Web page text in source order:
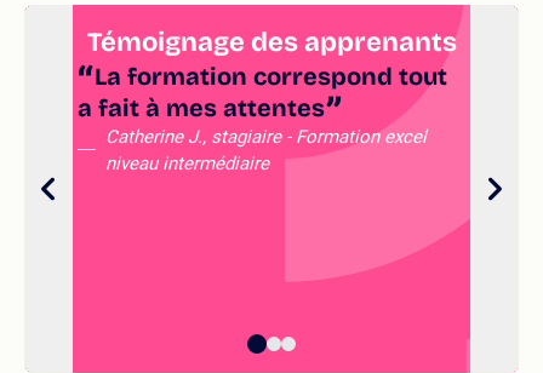
Témoignage des apprenants
La formation correspond tout
a fait à mes attentes
Catherine J., stagiaire - Formation excel
niveau intermédiaire